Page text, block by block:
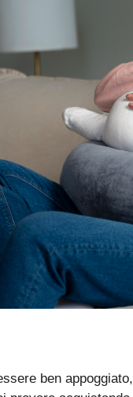
ben